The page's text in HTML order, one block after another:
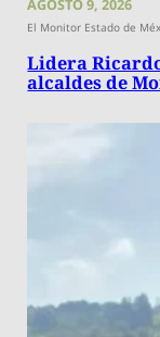
AGOSTO 9, 2026
El Monitor Estado de
Lidera
alcaldes de